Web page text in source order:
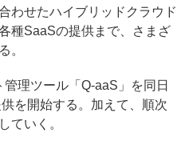
わせたハイブリッドクラウド
種SaaSの提供まで、さまざ
。
理ツール「Q-aaS」を同日
を開始する。加えて、順次
ていく。